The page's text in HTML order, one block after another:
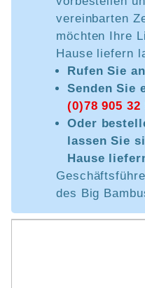
vereinbarten
möchten Ihre
Hause liefern
Rufen Sie
Senden Sie
(0)78 905 32
Oder
lassen Sie
Hause
des Big